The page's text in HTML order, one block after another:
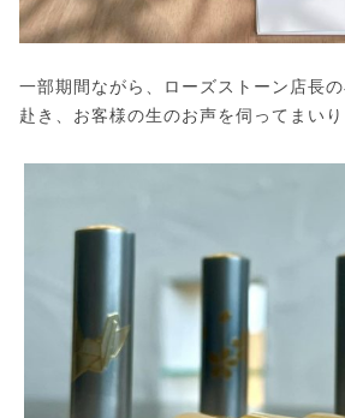
一部期間ながら、ローズストーン店長
赴き、お客様の生のお声を伺ってまいり